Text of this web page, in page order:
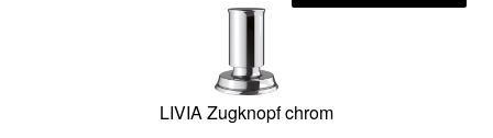
LIVIA Zugknopf chrom